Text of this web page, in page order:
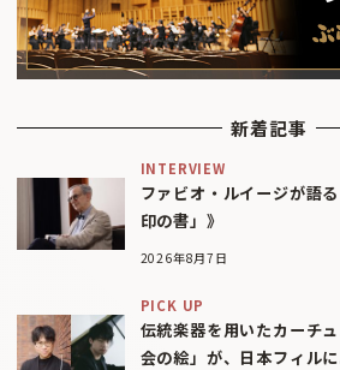
新着記事
INTERVIEW
ファビオ・ルイージが語
印の書」》
2026年8月7日
PICK UP
伝統楽器を用いたカーチ
会の絵」が、日本フィル